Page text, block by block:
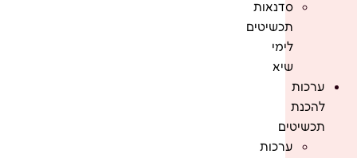
סדנאות
תכשיטים
לימי
שיא
ערכות
להכנת
תכשיטים
ערכות